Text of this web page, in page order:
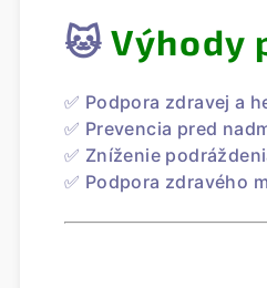
🐱Výhody
✅ Podpora zdravej a
✅ Prevencia pred
✅ Zníženie
✅ Podpora zdravého